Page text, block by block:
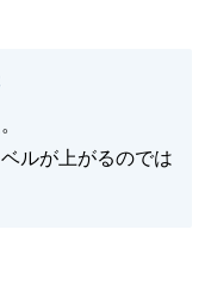
ルが上がるのでは